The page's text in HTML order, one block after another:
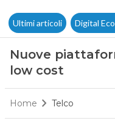
Ultimi articoli Digital
Nuove
low cost
Home Telco